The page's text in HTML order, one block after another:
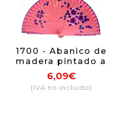
1700 - Abanico de
madera pintado a
mano dos caras.
6,09€
(IVA no incluido)